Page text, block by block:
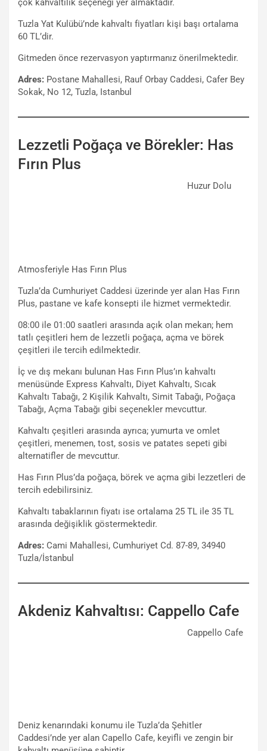
Tuzla Yat Kulübü’nde kahvaltı fiyatları kişi başı ortalama
60 TL’dir.
Gitmeden önce rezervasyon yaptırmanız önerilmektedir.
Adres: Postane Mahallesi, Rauf Orbay Caddesi, Cafer Bey
Sokak, No 12, Tuzla, Istanbul
Lezzetli Poğaça ve Börekler: Has
Fırın Plus
Huzur Dolu
Atmosferiyle Has Fırın Plus
Tuzla’da Cumhuriyet Caddesi üzerinde yer alan Has Fırın
Plus, pastane ve kafe konsepti ile hizmet vermektedir.
08:00 ile 01:00 saatleri arasında açık olan mekan; hem
tatlı çeşitleri hem de lezzetli poğaça, açma ve börek
çeşitleri ile tercih edilmektedir.
İç ve dış mekanı bulunan Has Fırın Plus’ın kahvaltı
menüsünde Express Kahvaltı, Diyet Kahvaltı, Sıcak
Kahvaltı Tabağı, 2 Kişilik Kahvaltı, Simit Tabağı, Poğaça
Tabağı, Açma Tabağı gibi seçenekler mevcuttur.
Kahvaltı çeşitleri arasında ayrıca; yumurta ve omlet
çeşitleri, menemen, tost, sosis ve patates sepeti gibi
alternatifler de mevcuttur.
Has Fırın Plus’da poğaça, börek ve açma gibi lezzetleri de
tercih edebilirsiniz.
Kahvaltı tabaklarının fiyatı ise ortalama 25 TL ile 35 TL
arasında değişiklik göstermektedir.
Adres: Cami Mahallesi, Cumhuriyet Cd. 87-89, 34940
Tuzla/İstanbul
Akdeniz Kahvaltısı: Cappello Cafe
Cappello Cafe
Deniz kenarındaki konumu ile Tuzla’da Şehitler
Caddesi’nde yer alan Capello Cafe, keyifli ve zengin bir